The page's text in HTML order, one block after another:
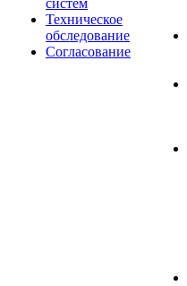
систем
Техническое
обследование
Согласование